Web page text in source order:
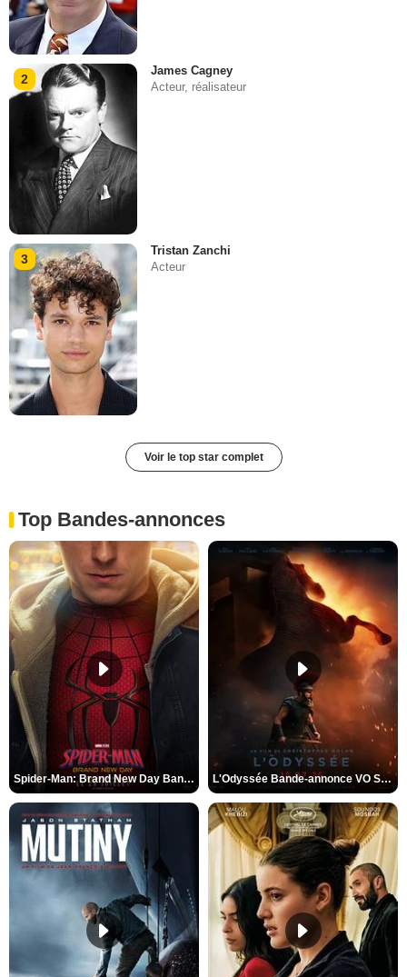
2
James Cagney
Acteur, réalisateur
3
Tristan Zanchi
Acteur
Voir le top star complet
Top Bandes-annonces
Spider-Man: Brand New Day Bande-annonce VO STFR L'Odyssée Bande-annonce VO STFR